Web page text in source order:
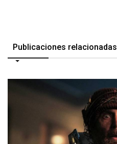
Publicaciones relacionadas